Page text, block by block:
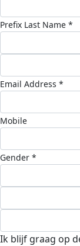
Prefix Last Name *
Email Address *
Mobile
Gender *
Ik blijf graag op